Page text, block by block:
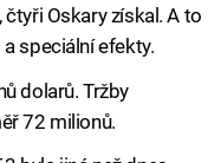
čtyři Oskary získal. A to
speciální efekty.
dolarů. Tržby
72 milionů.